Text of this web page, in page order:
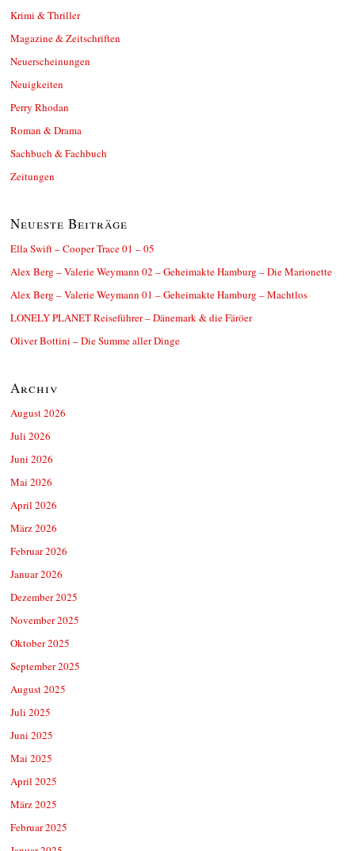
Krimi & Thriller
Magazine & Zeitschriften
Neuerscheinungen
Neuigkeiten
Perry Rhodan
Roman & Drama
Sachbuch & Fachbuch
Zeitungen
Neueste Beiträge
Ella Swift – Cooper Trace 01 – 05
Alex Berg – Valerie Weymann 02 – Geheimakte Hamburg – Die Marionette
Alex Berg – Valerie Weymann 01 – Geheimakte Hamburg – Machtlos
LONELY PLANET Reiseführer – Dänemark & die Färöer
Oliver Bottini – Die Summe aller Dinge
Archiv
August 2026
Juli 2026
Juni 2026
Mai 2026
April 2026
März 2026
Februar 2026
Januar 2026
Dezember 2025
November 2025
Oktober 2025
September 2025
August 2025
Juli 2025
Juni 2025
Mai 2025
April 2025
März 2025
Februar 2025